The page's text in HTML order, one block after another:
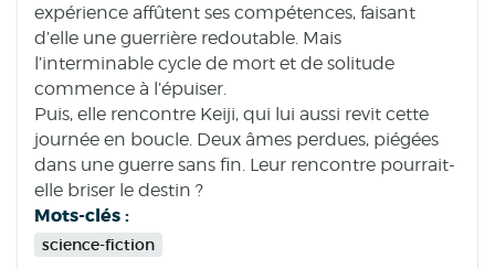
expérience affûtent ses compétences, faisant
d’elle une guerrière redoutable. Mais
l’interminable cycle de mort et de solitude
commence à l’épuiser.
Puis, elle rencontre Keiji, qui lui aussi revit cette
journée en boucle. Deux âmes perdues, piégées
dans une guerre sans fin. Leur rencontre pourrait-
elle briser le destin ?
Mots-clés :
science-fiction